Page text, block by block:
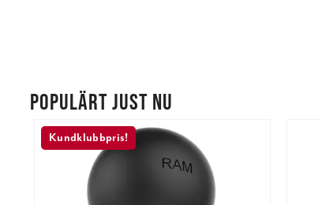
POPULÄRT JUST NU
Kundklubbpris!